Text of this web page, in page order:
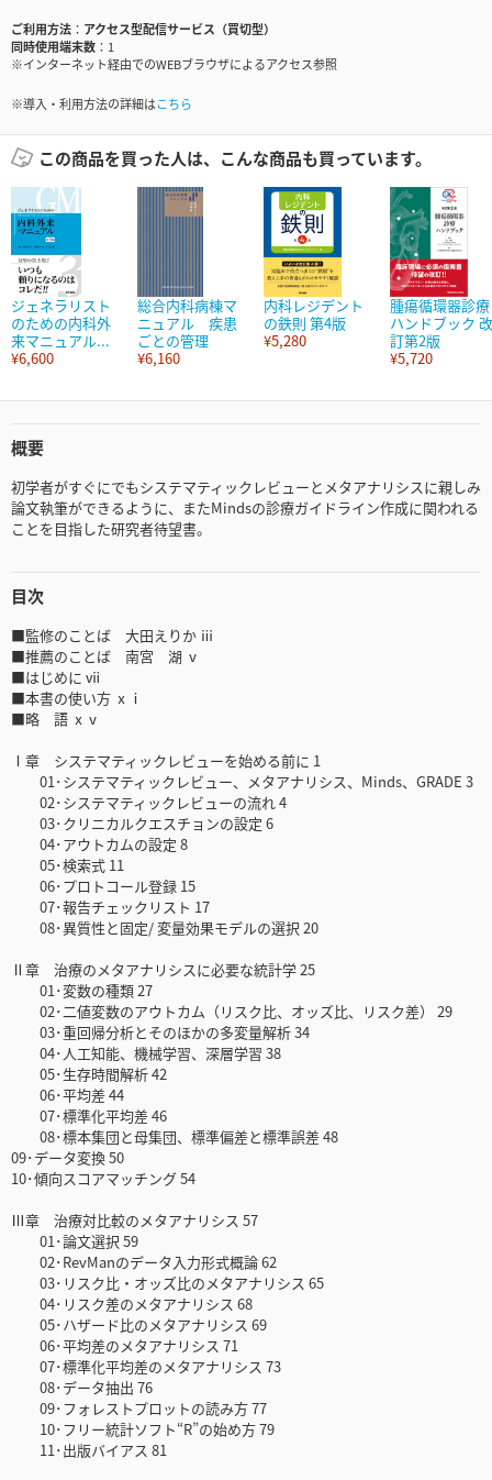
ご利用方法
アクセス型配信サービス（買切型）
同時使用端末数
1
※インターネット経由でのWEBブラウザによるアクセス参照
※導入・利用方法の詳細はこちら
この商品を買った人は、こんな商品も買っています。
ジェネラリスト
のための内科外
来マニュアル...
¥6,600
総合内科病棟マ
ニュアル 疾患
ごとの管理
¥6,160
内科レジデント
の鉄則 第4版
¥5,280
腫瘍循環器診療
ハンドブック 改
訂第2版
¥5,720
概要
初学者がすぐにでもシステマティックレビューとメタアナリシスに親しみ
論文執筆ができるように、またMindsの診療ガイドライン作成に関われる
ことを目指した研究者待望書。
目次
■監修のことば 大田えりか ⅲ
■推薦のことば 南宮 湖 ⅴ
■はじめに ⅶ
■本書の使い方 ⅹⅰ
■略 語 ⅹⅴ
Ⅰ章 システマティックレビューを始める前に 1
01･システマティックレビュー、メタアナリシス、Minds、GRADE 3
02･システマティックレビューの流れ 4
03･クリニカルクエスチョンの設定 6
04･アウトカムの設定 8
05･検索式 11
06･プロトコール登録 15
07･報告チェックリスト 17
08･異質性と固定/ 変量効果モデルの選択 20
Ⅱ章 治療のメタアナリシスに必要な統計学 25
01･変数の種類 27
02･二値変数のアウトカム（リスク比、オッズ比、リスク差） 29
03･重回帰分析とそのほかの多変量解析 34
04･人工知能、機械学習、深層学習 38
05･生存時間解析 42
06･平均差 44
07･標準化平均差 46
08･標本集団と母集団、標準偏差と標準誤差 48
09･データ変換 50
10･傾向スコアマッチング 54
Ⅲ章 治療対比較のメタアナリシス 57
01･論文選択 59
02･RevManのデータ入力形式概論 62
03･リスク比・オッズ比のメタアナリシス 65
04･リスク差のメタアナリシス 68
05･ハザード比のメタアナリシス 69
06･平均差のメタアナリシス 71
07･標準化平均差のメタアナリシス 73
08･データ抽出 76
09･フォレストプロットの読み方 77
10･フリー統計ソフト“R”の始め方 79
11･出版バイアス 81